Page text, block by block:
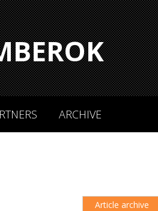
ARCHIVE
Article archive